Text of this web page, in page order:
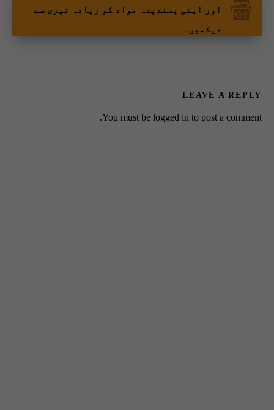
اور اپنی پسندیدہ مواد کو زیادہ تیزی سے
دیکھیں۔
LEAVE A REPLY
You must be logged in to post a comment.